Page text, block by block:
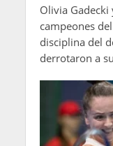
Olivia Gadecki
campeones
disciplina del
derrotaron a